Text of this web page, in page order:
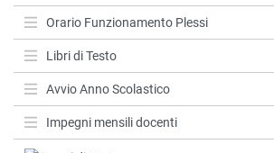
Orario Funzionamento Plessi
Libri di Testo
Avvio Anno Scolastico
Impegni mensili docenti